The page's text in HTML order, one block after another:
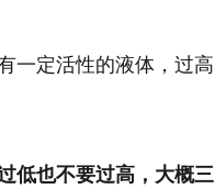
一定活性的液体，过
低也不要过高，大概